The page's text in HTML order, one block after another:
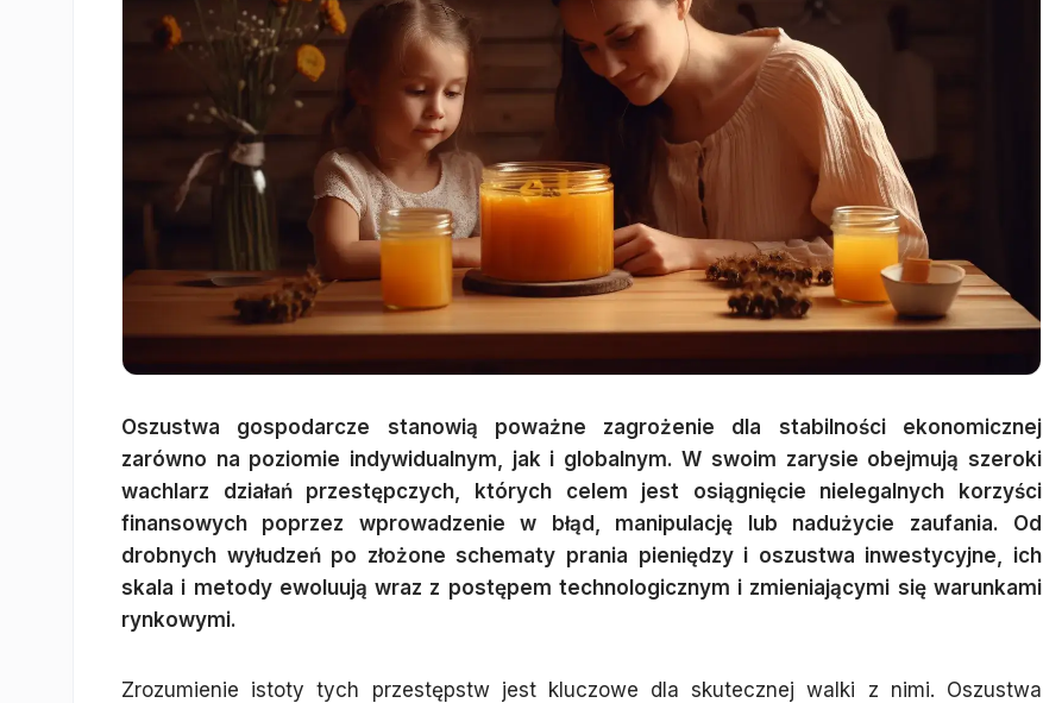
Oszustwa gospodarcze stanowią poważne zagrożenie dla stabilności ekonomicznej
zarówno na poziomie indywidualnym, jak i globalnym. W swoim zarysie obejmują szeroki
wachlarz działań przestępczych, których celem jest osiągnięcie nielegalnych korzyści
finansowych poprzez wprowadzenie w błąd, manipulację lub nadużycie zaufania. Od
drobnych wyłudzeń po złożone schematy prania pieniędzy i oszustwa inwestycyjne, ich
skala i metody ewoluują wraz z postępem technologicznym i zmieniającymi się warunkami
rynkowymi.
Zrozumienie istoty tych przestępstw jest kluczowe dla skutecznej walki z nimi. Oszustwa